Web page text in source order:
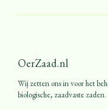
OerZaad.nl
Wij zetten ons in voor het
biologische, zaadvaste zaden.